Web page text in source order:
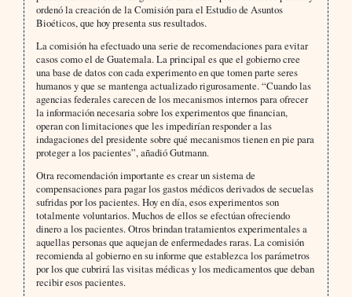
ordenó la creación de la Comisión para el Estudio de Asuntos
Bioéticos, que hoy presenta sus resultados.
La comisión ha efectuado una serie de recomendaciones para evitar
casos como el de Guatemala. La principal es que el gobierno cree
una base de datos con cada experimento en que tomen parte seres
humanos y que se mantenga actualizado rigurosamente. “Cuando las
agencias federales carecen de los mecanismos internos para ofrecer
la información necesaria sobre los experimentos que financian,
operan con limitaciones que les impedirían responder a las
indagaciones del presidente sobre qué mecanismos tienen en pie para
proteger a los pacientes”, añadió Gutmann.
Otra recomendación importante es crear un sistema de
compensaciones para pagar los gastos médicos derivados de secuelas
sufridas por los pacientes. Hoy en día, esos experimentos son
totalmente voluntarios. Muchos de ellos se efectúan ofreciendo
dinero a los pacientes. Otros brindan tratamientos experimentales a
aquellas personas que aquejan de enfermedades raras. La comisión
recomienda al gobierno en su informe que establezca los parámetros
por los que cubrirá las visitas médicas y los medicamentos que deban
recibir esos pacientes.